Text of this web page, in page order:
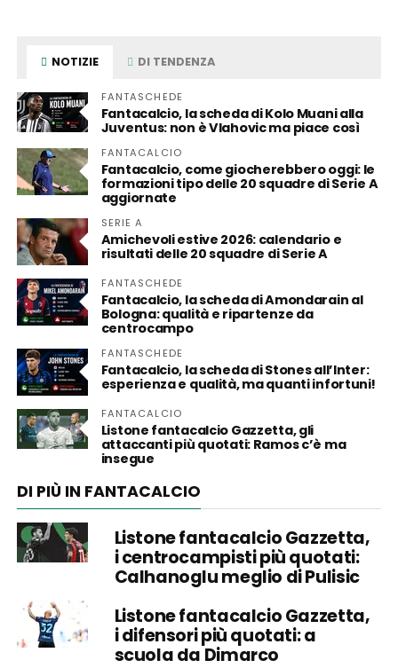
NOTIZIE DI TENDENZA
FANTASCHEDE
Fantacalcio, la scheda di Kolo Muani alla
Juventus: non è Vlahovic ma piace così
FANTACALCIO
Fantacalcio, come giocherebbero oggi: le
formazioni tipo delle 20 squadre di Serie A
aggiornate
SERIE A
Amichevoli estive 2026: calendario e
risultati delle 20 squadre di Serie A
FANTASCHEDE
Fantacalcio, la scheda di Amondarain al
Bologna: qualità e ripartenze da
centrocampo
FANTASCHEDE
Fantacalcio, la scheda di Stones all’Inter:
esperienza e qualità, ma quanti infortuni!
FANTACALCIO
Listone fantacalcio Gazzetta, gli
attaccanti più quotati: Ramos c’è ma
insegue
DI PIÙ IN FANTACALCIO
Listone fantacalcio Gazzetta,
i centrocampisti più quotati:
Calhanoglu meglio di Pulisic
Listone fantacalcio Gazzetta,
i difensori più quotati: a
scuola da Dimarco